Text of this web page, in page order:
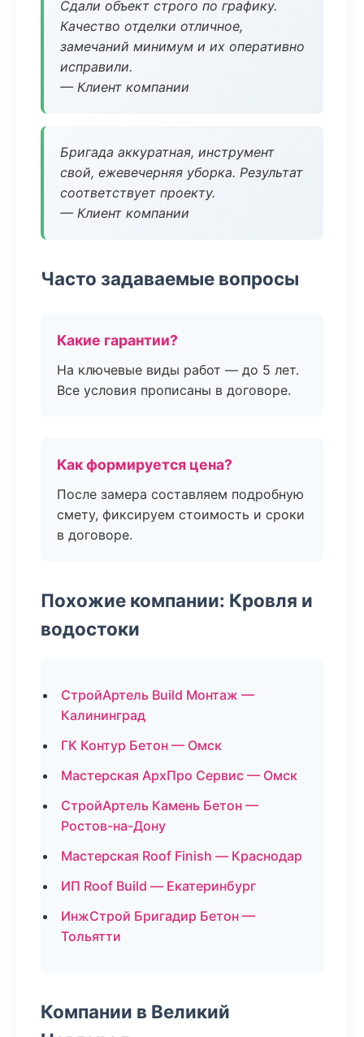
Сдали объект строго по графику.
Качество отделки отличное,
замечаний минимум и их оперативно
исправили.
— Клиент компании
Бригада аккуратная, инструмент
свой, ежевечерняя уборка. Результат
соответствует проекту.
— Клиент компании
Часто задаваемые вопросы
Какие гарантии?
На ключевые виды работ — до 5 лет.
Все условия прописаны в договоре.
Как формируется цена?
После замера составляем подробную
смету, фиксируем стоимость и сроки
в договоре.
Похожие компании: Кровля и
водостоки
СтройАртель Build Монтаж —
Калининград
ГК Контур Бетон — Омск
Мастерская АрхПро Сервис — Омск
СтройАртель Камень Бетон —
Ростов-на-Дону
Мастерская Roof Finish — Краснодар
ИП Roof Build — Екатеринбург
ИнжСтрой Бригадир Бетон —
Тольятти
Компании в Великий